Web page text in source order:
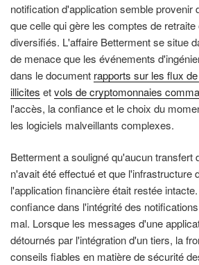
notification d'application semble provenir
que celle qui gère les comptes de
diversifiés. L'affaire Betterment se situe
de menace que les événements
dans le document rapports sur les flux
illicites etvols de cryptomonnaies
l'accès, la confiance et le choix du
les logiciels malveillants complexes.
Betterment a souligné qu'aucun transfert
n'avait été effectué et que l'infrastructure
l'application financière était restée
confiance dans l'intégrité des
mal. Lorsque les messages d'une
détournés par l'intégration d'un tiers, la
conseils fiables en matière de sécurité